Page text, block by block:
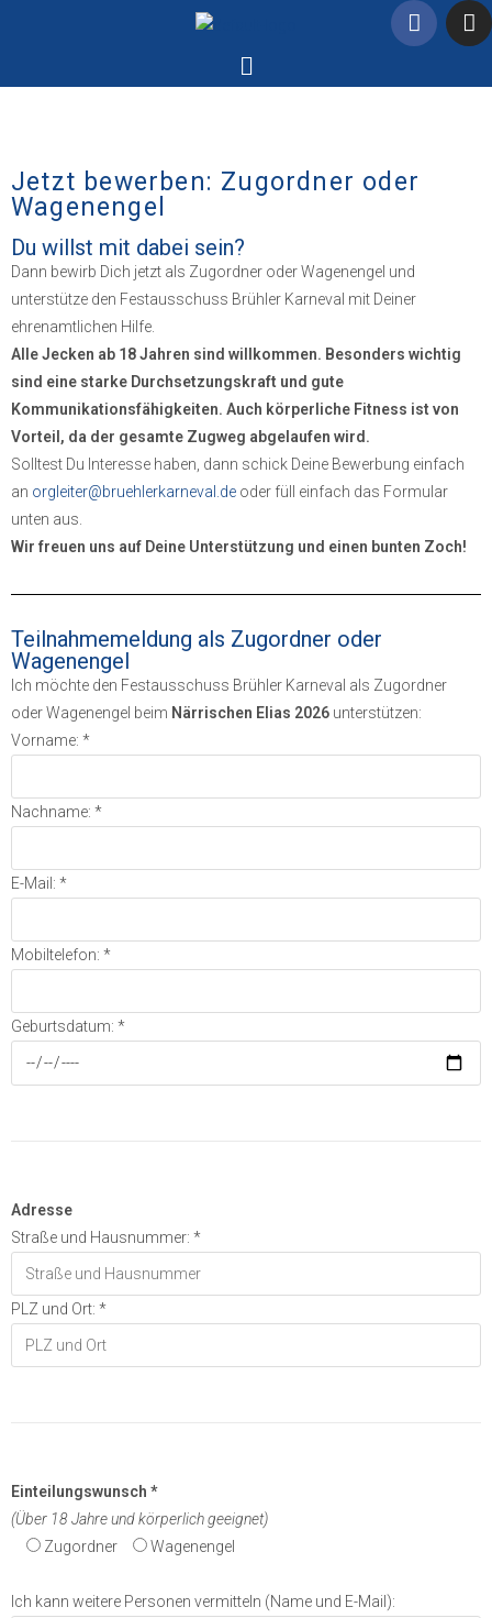
Jetzt bewerben: Zugordner oder
Wagenengel
Du willst mit dabei sein?
Dann bewirb Dich jetzt als Zugordner oder Wagenengel und
unterstütze den Festausschuss Brühler Karneval mit Deiner
ehrenamtlichen Hilfe.
Alle Jecken ab 18 Jahren sind willkommen. Besonders wichtig
sind eine starke Durchsetzungskraft und gute
Kommunikationsfähigkeiten. Auch körperliche Fitness ist von
Vorteil, da der gesamte Zugweg abgelaufen wird.
Solltest Du Interesse haben, dann schick Deine Bewerbung einfach
an orgleiter@bruehlerkarneval.de oder füll einfach das Formular
unten aus.
Wir freuen uns auf Deine Unterstützung und einen bunten Zoch!
Teilnahmemeldung als Zugordner oder
Wagenengel
Ich möchte den Festausschuss Brühler Karneval als Zugordner
oder Wagenengel beim Närrischen Elias 2026 unterstützen:
Vorname: *
Nachname: *
E-Mail: *
Mobiltelefon: *
Geburtsdatum: *
Adresse
Straße und Hausnummer: *
PLZ und Ort: *
Einteilungswunsch *
(Über 18 Jahre und körperlich geeignet)
Zugordner
Wagenengel
Ich kann weitere Personen vermitteln (Name und E-Mail):